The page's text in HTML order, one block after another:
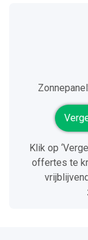
Klik op
offertes te